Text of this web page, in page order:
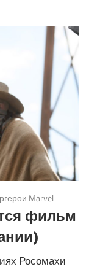
Marvel
фильм
Росомахи